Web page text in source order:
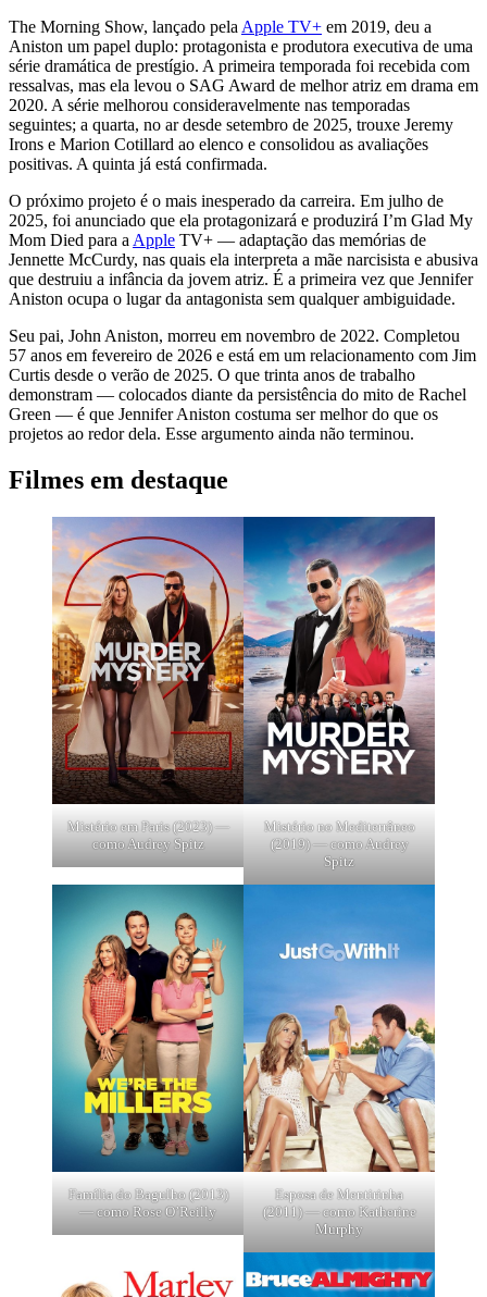
The Morning Show, lançado pela Apple TV+ em 2019, deu a
Aniston um papel duplo: protagonista e produtora executiva de uma
série dramática de prestígio. A primeira temporada foi recebida com
ressalvas, mas ela levou o SAG Award de melhor atriz em drama em
2020. A série melhorou consideravelmente nas temporadas
seguintes; a quarta, no ar desde setembro de 2025, trouxe Jeremy
Irons e Marion Cotillard ao elenco e consolidou as avaliações
positivas. A quinta já está confirmada.
O próximo projeto é o mais inesperado da carreira. Em julho de
2025, foi anunciado que ela protagonizará e produzirá I’m Glad My
Mom Died para a Apple TV+ — adaptação das memórias de
Jennette McCurdy, nas quais ela interpreta a mãe narcisista e abusiva
que destruiu a infância da jovem atriz. É a primeira vez que Jennifer
Aniston ocupa o lugar da antagonista sem qualquer ambiguidade.
Seu pai, John Aniston, morreu em novembro de 2022. Completou
57 anos em fevereiro de 2026 e está em um relacionamento com Jim
Curtis desde o verão de 2025. O que trinta anos de trabalho
demonstram — colocados diante da persistência do mito de Rachel
Green — é que Jennifer Aniston costuma ser melhor do que os
projetos ao redor dela. Esse argumento ainda não terminou.
Filmes em destaque
Mistério em Paris (2023) —
como Audrey Spitz
Mistério no Mediterrâneo
(2019) — como Audrey
Spitz
Família do Bagulho (2013)
— como Rose O’Reilly
Esposa de Mentirinha
(2011) — como Katherine
Murphy